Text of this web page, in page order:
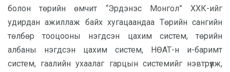
болон төрийн өмчит “Эрдэнэс Монгол” ХХК-ийг
удирдан ажиллаж байх хугацаандаа Төрийн сангийн
төлбөр тооцооны нэгдсэн цахим систем, төрийн
албаны нэгдсэн цахим систем, НӨАТ-н и-баримт
систем, гаалийн ухаалаг гарцын системийг нэвтрүүлж,